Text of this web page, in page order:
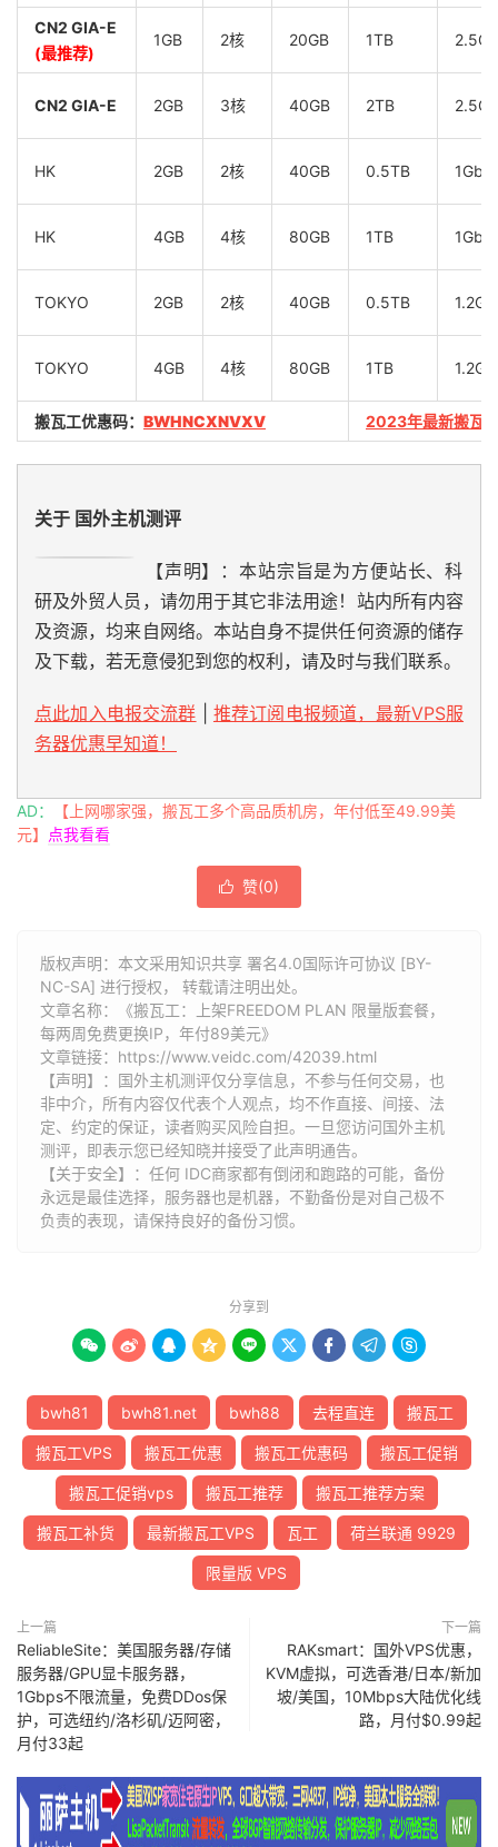
CN2 GIA-E
(最推荐)
1GB 2核 20GB 1TB
CN2 GIA-E 2GB 3核 40GB 2TB
HK 2GB 2核 40GB 0.5TB
HK 4GB 4核 80GB 1TB
TOKYO 2GB 2核 40GB 0.5TB
TOKYO 4GB 4核 80GB 1TB
搬瓦工优惠码： BWHNCXNVXV 2023年最新搬瓦
关于 国外主机测评
【声明】：本站宗旨是为方便站长、科
研及外贸人员，请勿用于其它非法用途！站内所有内容
及资源，均来自网络。本站自身不提供任何资源的储存
及下载，若无意侵犯到您的权利，请及时与我们联系。
点此加入电报交流群
推荐订阅电报频道，最新VPS服
务器优惠早知道！
AD：
【上网哪家强，搬瓦工多个高品质机房，年付低至49.99美
元】
点我看看
 赞(0)
版权声明：本文采用知识共享 署名4.0国际许可协议 [BY-
NC-SA] 进行授权， 转载请注明出处。
文章名称：《搬瓦工：上架FREEDOM PLAN 限量版套餐，
每两周免费更换IP，年付89美元》
文章链接： https://www.veidc.com/42039.html
【声明】：国外主机测评仅分享信息，不参与任何交易，也
非中介，所有内容仅代表个人观点，均不作直接、间接、法
定、约定的保证，读者购买风险自担。一旦您访问国外主机
测评，即表示您已经知晓并接受了此声明通告。
【关于安全】：任何 IDC商家都有倒闭和跑路的可能，备份
永远是最佳选择，服务器也是机器，不勤备份是对自己极不
负责的表现，请保持良好的备份习惯。
分享到
        
bwh81 bwh81.net bwh88 去程直连 搬瓦工
搬瓦工VPS 搬瓦工优惠 搬瓦工优惠码 搬瓦工促销
搬瓦工促销vps 搬瓦工推荐 搬瓦工推荐方案
搬瓦工补货 最新搬瓦工VPS 瓦工 荷兰联通 9929
限量版 VPS
上一篇
ReliableSite：美国服务器/存储
服务器/GPU显卡服务器，
1Gbps不限流量，免费DDos保
护，可选纽约/洛杉矶/迈阿密，
月付33起
下一篇
RAKsmart：国外VPS优惠，
KVM虚拟，可选香港/日本/新加
坡/美国，10Mbps大陆优化线
路，月付$0.99起